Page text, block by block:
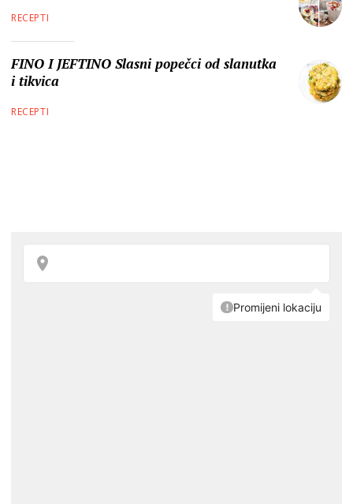
RECEPTI
FINO I JEFTINO Slasni popečci od slanutka
i tikvica
RECEPTI